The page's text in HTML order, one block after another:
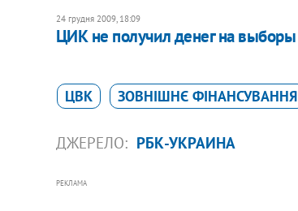
24 грудня 2009, 18:09
ЦИК не получил денег на выборы
ЦВК ЗОВНІШНЄ ФІНАНСУВАННЯ
ДЖЕРЕЛО: РБК-УКРАИНА
РЕКЛАМА